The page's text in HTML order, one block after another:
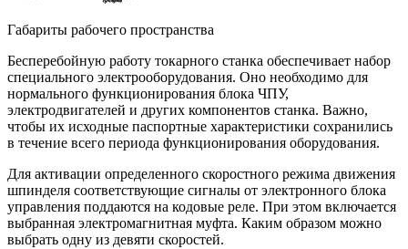
Габариты рабочего пространства
Бесперебойную работу токарного станка обеспечивает набор
специального электрооборудования. Оно необходимо для
нормального функционирования блока ЧПУ,
электродвигателей и других компонентов станка. Важно,
чтобы их исходные паспортные характеристики сохранились
в течение всего периода функционирования оборудования.
Для активации определенного скоростного режима движения
шпинделя соответствующие сигналы от электронного блока
управления поддаются на кодовые реле. При этом включается
выбранная электромагнитная муфта. Каким образом можно
выбрать одну из девяти скоростей.